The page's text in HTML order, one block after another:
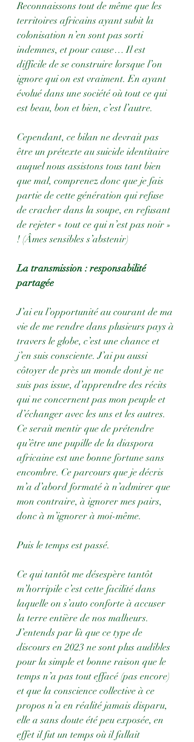
Reconnaissons tout de même que les
territoires africains ayant subit la
colonisation n’en sont pas sorti
indemnes, et pour cause… Il est
difficile de se construire lorsque l’on
ignore qui on est vraiment. En ayant
évolué dans une société où tout ce qui
est beau, bon et bien, c’est l’autre.
Cependant, ce bilan ne devrait pas
être un prétexte au suicide identitaire
auquel nous assistons tous tant bien
que mal, comprenez donc que je fais
partie de cette génération qui refuse
de cracher dans la soupe, en refusant
de rejeter « tout ce qui n’est pas noir »
! (Âmes sensibles s’abstenir)
La transmission : responsabilité
partagée
J’ai eu l’opportunité au courant de ma
vie de me rendre dans plusieurs pays à
travers le globe, c’est une chance et
j’en suis consciente. J’ai pu aussi
côtoyer de près un monde dont je ne
suis pas issue, d’apprendre des récits
qui ne concernent pas mon peuple et
d’échanger avec les uns et les autres.
Ce serait mentir que de prétendre
qu’être une pupille de la diaspora
africaine est une bonne fortune sans
encombre. Ce parcours que je décris
m’a d’abord formaté à n’admirer que
mon contraire, à ignorer mes pairs,
donc à m’ignorer à moi-même.
Puis le temps est passé.
Ce qui tantôt me désespère tantôt
m’horripile c’est cette facilité dans
laquelle on s’auto conforte à accuser
la terre entière de nos malheurs.
J’entends par là que ce type de
discours en 2023 ne sont plus audibles
pour la simple et bonne raison que le
temps n’a pas tout effacé (pas encore)
et que la conscience collective à ce
propos n’a en réalité jamais disparu,
elle a sans doute été peu exposée, en
effet il fut un temps où il fallait